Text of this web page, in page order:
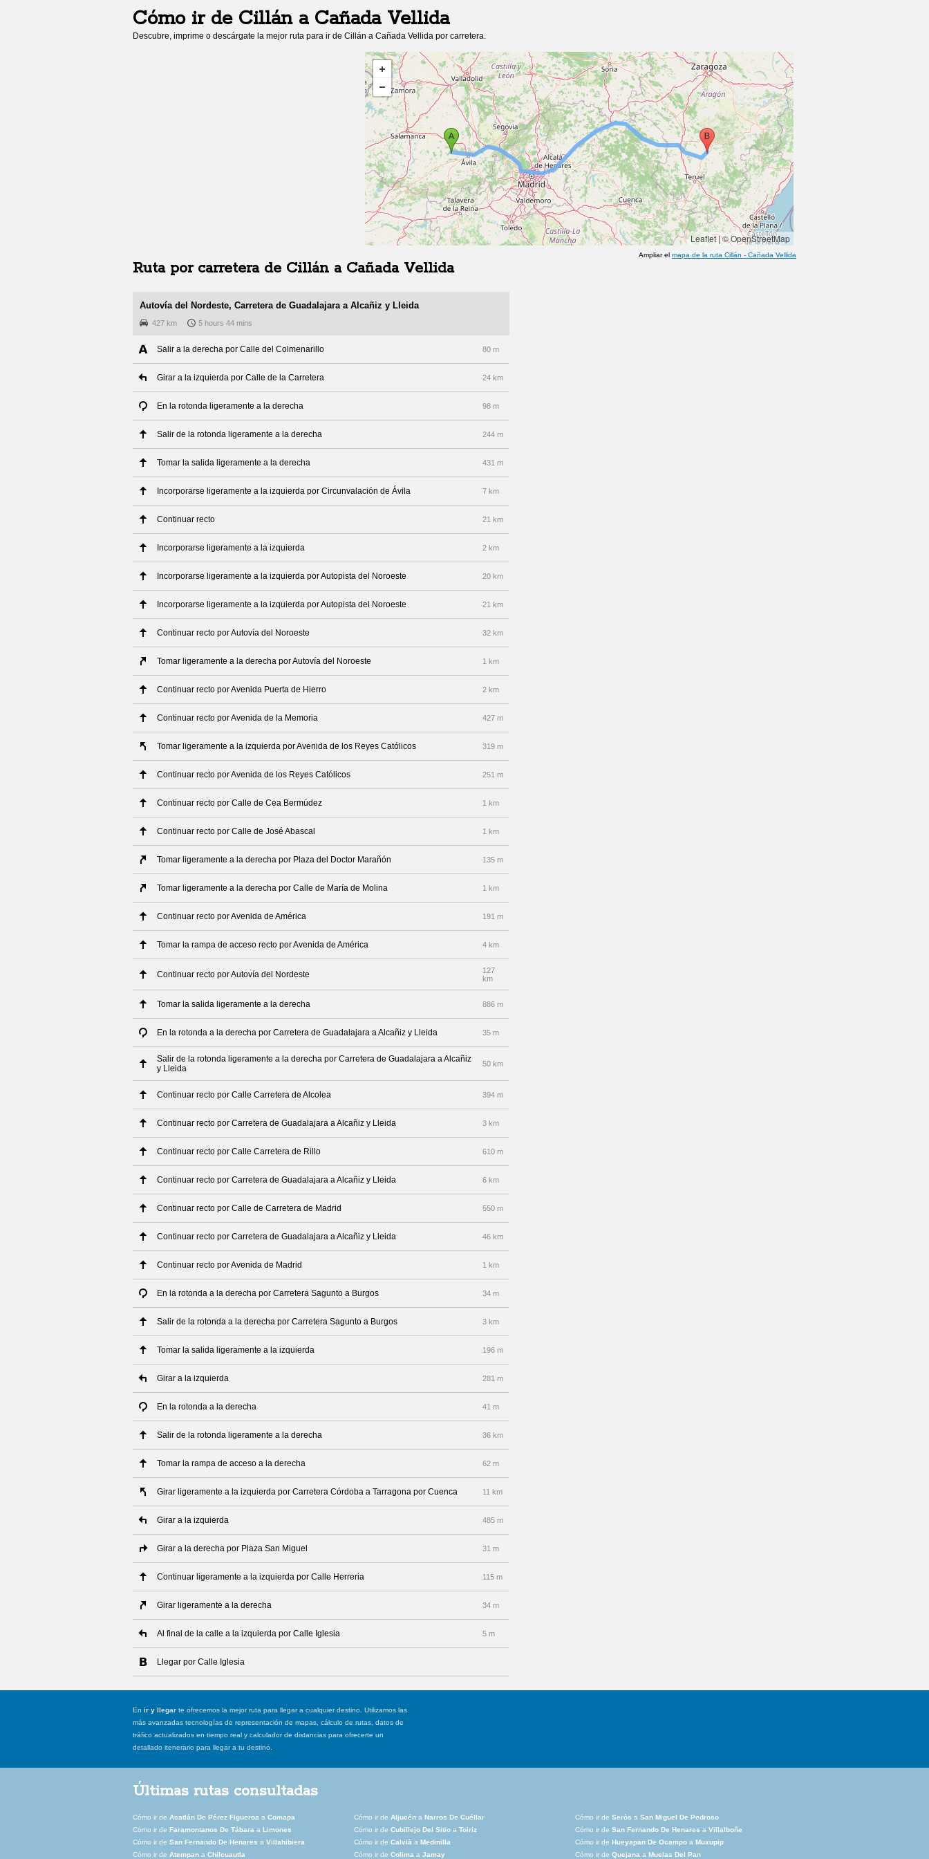
Cómo ir de Cillána Cañada Vellida
Descubre, imprime o descárgate la mejor ruta para ir de Cillán a Cañada Vellida por carretera.
Leaflet|© OpenStreetMap
Ampliar el mapa de la ruta Cillán - Cañada Vellida
Ruta por carretera de Cillán a Cañada Vellida
Autovía del Nordeste, Carretera de Guadalajara a Alcañiz y Lleida
427 km 5 hours 44 mins
Salir a la derecha por Calle del Colmenarillo 80 m
Girar a la izquierda por Calle de la Carretera 24 km
En la rotonda ligeramente a la derecha 98 m
Salir de la rotonda ligeramente a la derecha 244 m
Tomar la salida ligeramente a la derecha 431 m
Incorporarse ligeramente a la izquierda por Circunvalación de Ávila 7 km
Continuar recto 21 km
Incorporarse ligeramente a la izquierda 2 km
Incorporarse ligeramente a la izquierda por Autopista del Noroeste 20 km
Incorporarse ligeramente a la izquierda por Autopista del Noroeste 21 km
Continuar recto por Autovía del Noroeste 32 km
Tomar ligeramente a la derecha por Autovía del Noroeste 1 km
Continuar recto por Avenida Puerta de Hierro 2 km
Continuar recto por Avenida de la Memoria 427 m
Tomar ligeramente a la izquierda por Avenida de los Reyes Católicos 319 m
Continuar recto por Avenida de los Reyes Católicos 251 m
Continuar recto por Calle de Cea Bermúdez 1 km
Continuar recto por Calle de José Abascal 1 km
Tomar ligeramente a la derecha por Plaza del Doctor Marañón 135 m
Tomar ligeramente a la derecha por Calle de María de Molina 1 km
Continuar recto por Avenida de América 191 m
Tomar la rampa de acceso recto por Avenida de América 4 km
Continuar recto por Autovía del Nordeste
127
km
Tomar la salida ligeramente a la derecha 886 m
En la rotonda a la derecha por Carretera de Guadalajara a Alcañiz y Lleida 35 m
Salir de la rotonda ligeramente a la derecha por Carretera de Guadalajara a Alcañiz
y Lleida
50 km
Continuar recto por Calle Carretera de Alcolea 394 m
Continuar recto por Carretera de Guadalajara a Alcañiz y Lleida 3 km
Continuar recto por Calle Carretera de Rillo 610 m
Continuar recto por Carretera de Guadalajara a Alcañiz y Lleida 6 km
Continuar recto por Calle de Carretera de Madrid 550 m
Continuar recto por Carretera de Guadalajara a Alcañiz y Lleida 46 km
Continuar recto por Avenida de Madrid 1 km
En la rotonda a la derecha por Carretera Sagunto a Burgos 34 m
Salir de la rotonda a la derecha por Carretera Sagunto a Burgos 3 km
Tomar la salida ligeramente a la izquierda 196 m
Girar a la izquierda 281 m
En la rotonda a la derecha 41 m
Salir de la rotonda ligeramente a la derecha 36 km
Tomar la rampa de acceso a la derecha 62 m
Girar ligeramente a la izquierda por Carretera Córdoba a Tarragona por Cuenca 11 km
Girar a la izquierda 485 m
Girar a la derecha por Plaza San Miguel 31 m
Continuar ligeramente a la izquierda por Calle Herreria 115 m
Girar ligeramente a la derecha 34 m
Al final de la calle a la izquierda por Calle Iglesia 5 m
Llegar por Calle Iglesia
En ir y llegar te ofrecemos la mejor ruta para llegar a cualquier destino. Utilizamos las
más avanzadas tecnologías de representación de mapas, cálculo de rutas, datos de
tráfico actualizados en tiempo real y calculador de distancias para ofrecerte un
detallado itenerario para llegar a tu destino.
Últimas rutas consultadas
Cómo ir de Acatlán De Pérez Figueroa a Comapa Cómo ir de Aljucén a Narros De Cuéllar Cómo ir de Seròs a San Miguel De Pedroso
Cómo ir de Faramontanos De Tábara a Limones Cómo ir de Cubillejo Del Sitio a Toiriz Cómo ir de San Fernando De Henares a Villalboñe
Cómo ir de San Fernando De Henares a Villahibiera Cómo ir de Calvià a Medinilla Cómo ir de Hueyapan De Ocampo a Muxupip
Cómo ir de Atempan a Chilcuautla Cómo ir de Colima a Jamay Cómo ir de Quejana a Muelas Del Pan